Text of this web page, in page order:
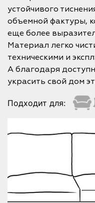
устойчивого
объемной фактуры,
еще более
Материал легко
техническими и
А благодаря
украсить свой дом
Подходит для: